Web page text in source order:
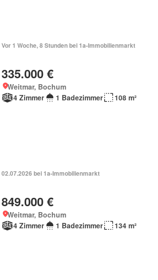
Vor 1 Woche, 8 Stunden bei 1a-Immobilienmarkt
335.000 €
Weitmar, Bochum
4 Zimmer
1 Badezimmer 108 m²
02.07.2026 bei 1a-Immobilienmarkt
849.000 €
Weitmar, Bochum
4 Zimmer
1 Badezimmer 134 m²